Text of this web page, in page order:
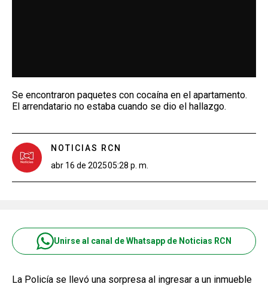
Se encontraron paquetes con cocaína en el apartamento.
El arrendatario no estaba cuando se dio el hallazgo.
NOTICIAS RCN
abr 16 de 202505:28 p. m.
Unirse al canal de Whatsapp de Noticias RCN
La Policía se llevó una sorpresa al ingresar a un inmueble